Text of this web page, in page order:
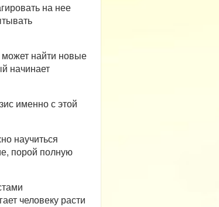
на нее
найти новые
начинает
именно с этой
научиться
порой полную
человеку расти